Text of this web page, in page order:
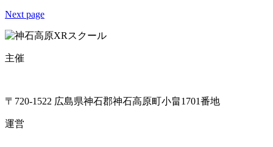
Next page
主催
〒720-1522 広島県神石郡神石高原町小畠1701番地
運営